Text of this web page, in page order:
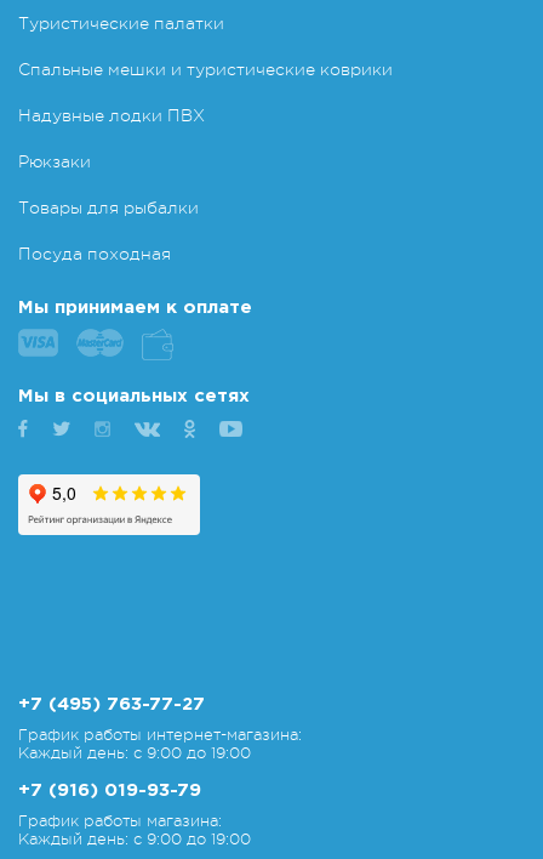
Туристические палатки
Спальные мешки и туристические коврики
Надувные лодки ПВХ
Рюкзаки
Товары для рыбалки
Посуда походная
Мы принимаем к оплате
Мы в социальных сетях
+7 (495) 763-77-27
График работы интернет-магазина:
Каждый день: с 9:00 до 19:00
+7 (916) 019-93-79
График работы магазина:
Каждый день: с 9:00 до 19:00